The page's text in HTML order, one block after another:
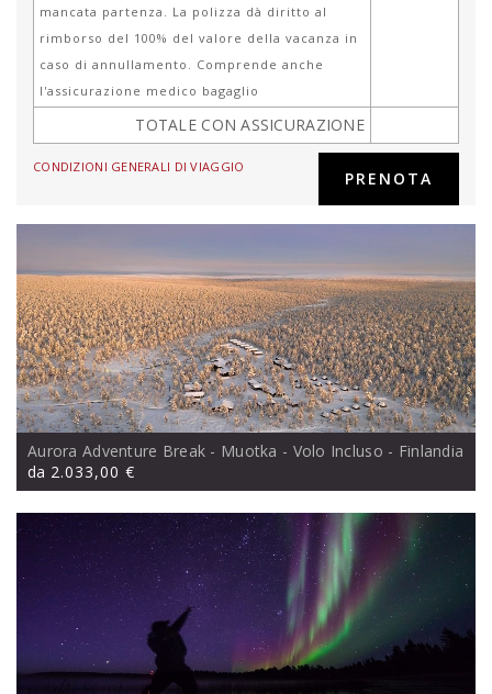
mancata partenza. La polizza dà diritto al
rimborso del 100% del valore della vacanza in
caso di annullamento. Comprende anche
l'assicurazione medico bagaglio
TOTALE CON ASSICURAZIONE
CONDIZIONI GENERALI DI VIAGGIO
Aurora Adventure Break - Muotka - Volo Incluso - Finlandia
da 2.033,00 €